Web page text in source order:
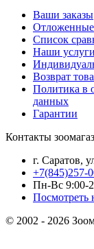
Ваши заказы
Отложенные
Список
Наши услуги
Возврат
Политика в
данных
Гарантии
Контакты
г. Саратов,
+7(845)257-
Пн-Вс 9:00-
Посмотреть
© 2002 - 2026